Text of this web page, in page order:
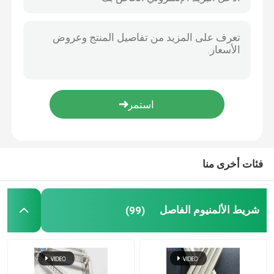
بار بوتيل فاصل
مانع تسرب الزجاج المعزول
وسادة الفلين
موصل زاوية بلاستيك
فئات أخرى منا
شريط الألمنيوم الفاصل (99)